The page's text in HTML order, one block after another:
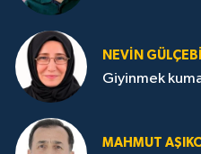
NEVİN GÜLÇEBİ
Giyinmek
MAHMUT